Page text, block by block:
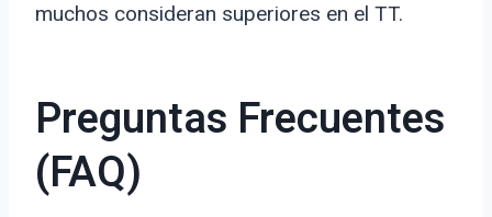
muchos consideran superiores en el TT.
Preguntas Frecuentes
(FAQ)